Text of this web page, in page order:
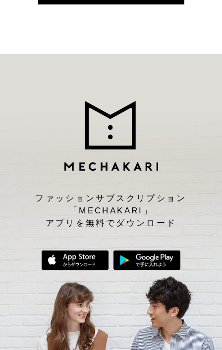
ファッションサブスクリプション
「MECHAKARI」
アプリを無料でダウンロード
App Storeからダウンロード